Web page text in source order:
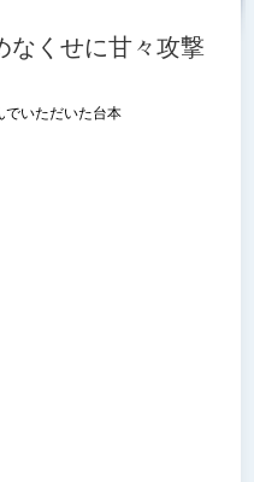
なくせに甘々攻撃
でいただいた台本